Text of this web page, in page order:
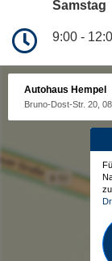
Samstag
9:00 -
Autohaus Hempel
Bruno-Dost-Str. 20,